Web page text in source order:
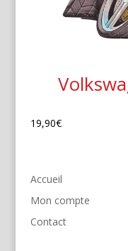
19,90€
Accueil
Mon compte
Contact